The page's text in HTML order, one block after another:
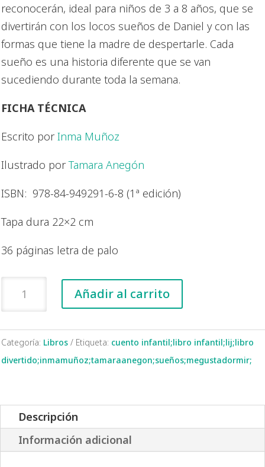
reconocerán, ideal para niños de 3 a 8 años, que se
divertirán con los locos sueños de Daniel y con las
formas que tiene la madre de despertarle. Cada
sueño es una historia diferente que se van
sucediendo durante toda la semana.
FICHA TÉCNICA
Escrito por Inma Muñoz
Ilustrado porTamara Anegón
ISBN: 978-84-949291-6-8 (1ª edición)
Tapa dura 22×2 cm
36 páginas letra de palo
dormir
poquito
más
Añadir al carrito
Categoría: Libros Etiqueta: cuento infantil;libro infantil;lij;libro
divertido;inmamuñoz;tamaraanegon;sueños;megustadormir;
Descripción
Información adicional